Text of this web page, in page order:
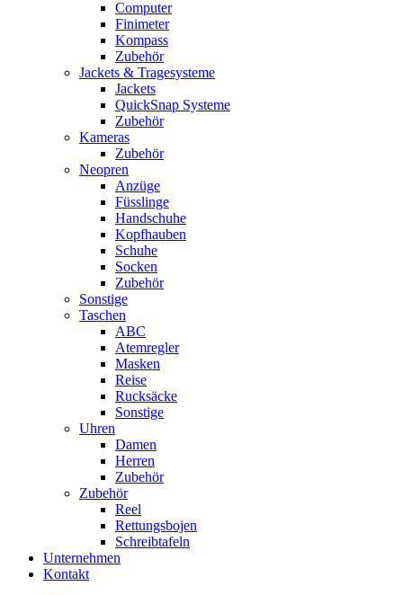
Computer
Finimeter
Kompass
Zubehör
Jackets & Tragesysteme
Jackets
QuickSnap Systeme
Zubehör
Kameras
Zubehör
Neopren
Anzüge
Füsslinge
Handschuhe
Kopfhauben
Schuhe
Socken
Zubehör
Sonstige
Taschen
ABC
Atemregler
Masken
Reise
Rucksäcke
Sonstige
Uhren
Damen
Herren
Zubehör
Zubehör
Reel
Rettungsbojen
Schreibtafeln
Unternehmen
Kontakt